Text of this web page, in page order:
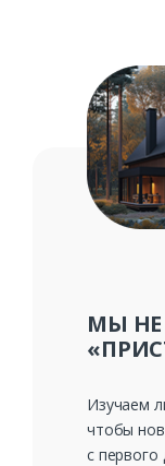
МЫ
Изучаем
чтобы
с